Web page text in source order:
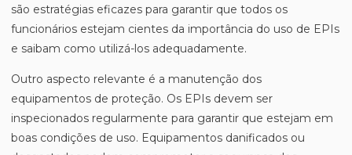
são estratégias eficazes para garantir que todos os
funcionários estejam cientes da importância do uso de EPIs
e saibam como utilizá-los adequadamente.
Outro aspecto relevante é a manutenção dos
equipamentos de proteção. Os EPIs devem ser
inspecionados regularmente para garantir que estejam em
boas condições de uso. Equipamentos danificados ou